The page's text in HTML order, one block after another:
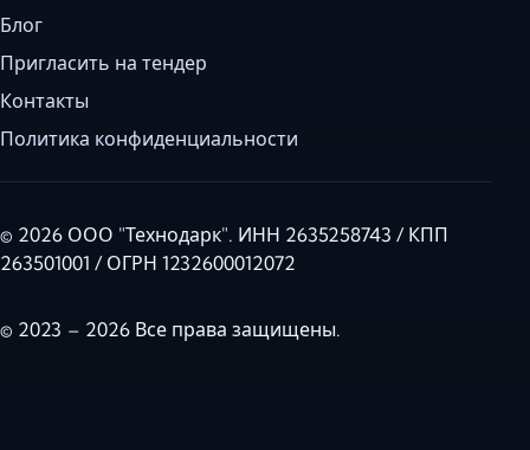
Блог
Пригласить на тендер
Контакты
Политика конфиденциальности
© 2026 ООО "Технодарк". ИНН 2635258743 / КПП
263501001 / ОГРН 1232600012072
© 2023 – 2026 Все права защищены.